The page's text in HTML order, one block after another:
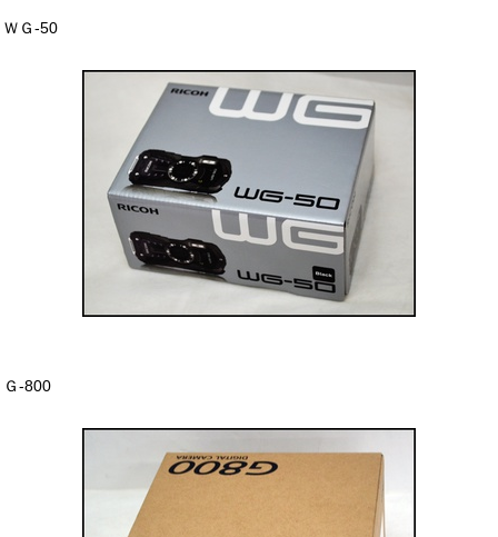
ＷＧ-50
Ｇ-800